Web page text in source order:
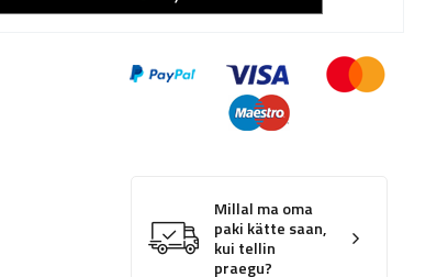
Millal ma oma
paki kätte saan,
kui tellin
praegu?